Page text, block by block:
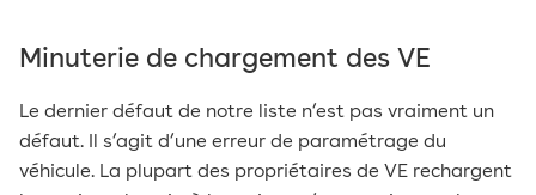
Minuterie de chargement des VE
Le dernier défaut de notre liste n’est pas vraiment un
défaut. Il s’agit d’une erreur de paramétrage du
véhicule. La plupart des propriétaires de VE rechargent